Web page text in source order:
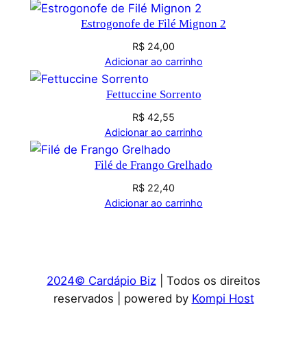
Estrogonofe de Filé Mignon 2
R$ 24,00
Adicionar ao carrinho
Fettuccine Sorrento
R$ 42,55
Adicionar ao carrinho
Filé de Frango Grelhado
R$ 22,40
Adicionar ao carrinho
2024© Cardápio Biz | Todos os direitos
reservados | powered by Kompi Host